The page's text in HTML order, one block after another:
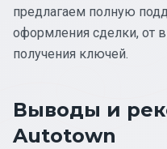
предлагаем полную
оформления сделки, от
получения ключей.
Выводы и
Autotown